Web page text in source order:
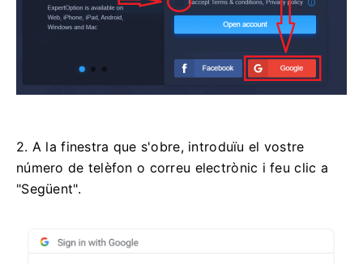
2. A la finestra que s'obre, introduïu el vostre
número de telèfon o correu electrònic i feu clic a
"Següent".